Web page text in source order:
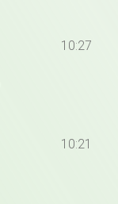
10:27
10:21